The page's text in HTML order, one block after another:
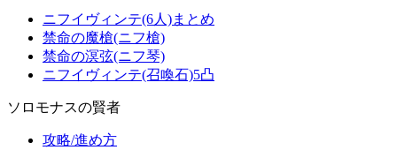
ニフイヴィンテ(6人)まとめ
禁命の魔槍(ニフ槍)
禁命の溟弦(ニフ琴)
ニフイヴィンテ(召喚石)5凸
ソロモナスの賢者
攻略/進め方